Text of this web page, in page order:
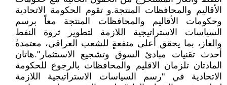
الأقاليم والمحافظات المنتجة.و تقوم الحكومة الاتحادية
وحكومات الأقاليم والمحافظات المنتجة معاً برسم
السياسات الاستراتيجية اللازمة لتطوير ثروة النفط
والغاز، بما يحقق أعلى منفعةٍ للشعب العراقي، معتمدةً
أحدث تقنيات مبادئ السوق وتشجيع الاسىتثمار".هاتان
المادتان تلزمان الاقليم والمحافظات بالرجوع للحكومة
الاتحادية في "رسم السياسات الاستراتيجية اللازمة